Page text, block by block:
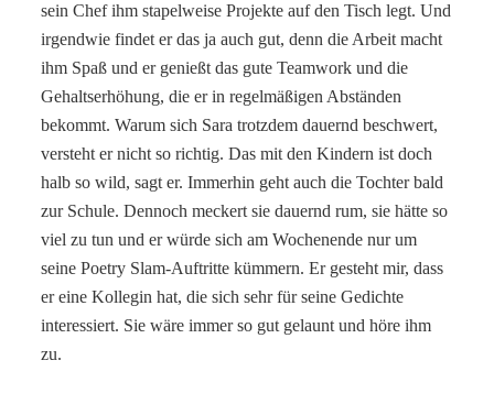
sein Chef ihm stapelweise Projekte auf den Tisch legt. Und
irgendwie findet er das ja auch gut, denn die Arbeit macht
ihm Spaß und er genießt das gute Teamwork und die
Gehaltserhöhung, die er in regelmäßigen Abständen
bekommt. Warum sich Sara trotzdem dauernd beschwert,
versteht er nicht so richtig. Das mit den Kindern ist doch
halb so wild, sagt er. Immerhin geht auch die Tochter bald
zur Schule. Dennoch meckert sie dauernd rum, sie hätte so
viel zu tun und er würde sich am Wochenende nur um
seine Poetry Slam-Auftritte kümmern. Er gesteht mir, dass
er eine Kollegin hat, die sich sehr für seine Gedichte
interessiert. Sie wäre immer so gut gelaunt und höre ihm
zu.